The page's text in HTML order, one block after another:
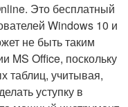
Это бесплатный
Windows 10 и
не быть таким
MS Office, поскольку
таблиц, учитывая,
уступку в